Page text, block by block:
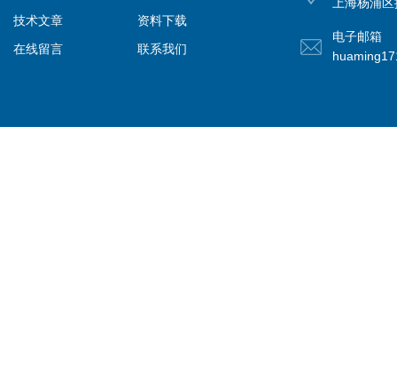
技术文章
资料下载
在线留言
联系我们
电子邮箱